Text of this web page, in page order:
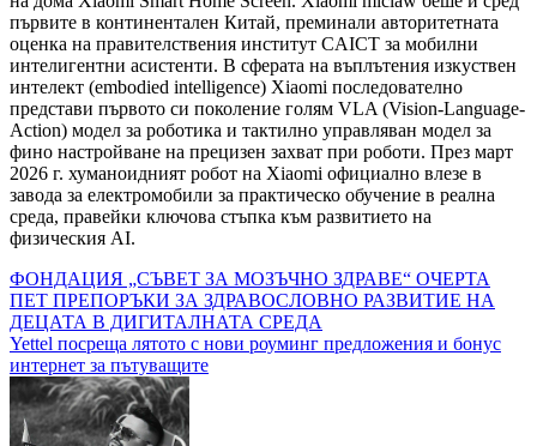
първите в континентален Китай, преминали авторитетната
оценка на правителствения институт CAICT за мобилни
интелигентни асистенти. В сферата на въплътения изкуствен
интелект (embodied intelligence) Xiaomi последователно
представи първото си поколение голям VLA (Vision-Language-
Action) модел за роботика и тактилно управляван модел за
фино настройване на прецизен захват при роботи. През март
2026 г. хуманоидният робот на Xiaomi официално влезе в
завода за електромобили за практическо обучение в реална
среда, правейки ключова стъпка към развитието на
физическия AI.
Навигация
ФОНДАЦИЯ „СЪВЕТ ЗА МОЗЪЧНО ЗДРАВЕ“ ОЧЕРТА
ПЕТ ПРЕПОРЪКИ ЗА ЗДРАВОСЛОВНО РАЗВИТИЕ НА
ДЕЦАТА В ДИГИТАЛНАТА СРЕДА
Yettel посреща лятото с нови роуминг предложения и бонус
интернет за пътуващите